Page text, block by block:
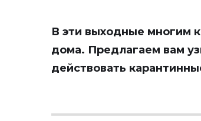
В эти выходные многим
дома. Предлагаем вам
действовать